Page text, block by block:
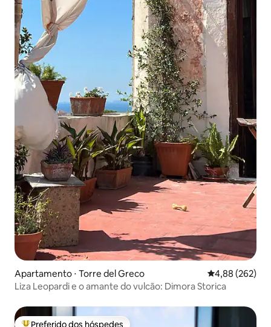
Apartamento ⋅ Torre del Greco 4,88 de uma
4,88 (262)
Liza Leopardi e o amante do vulcão: Dimora Storica
Preferido dos hóspedes